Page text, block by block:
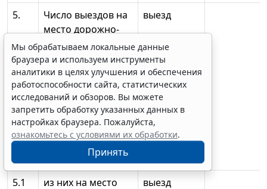
5.
Число выездов на
место дорожно-
транспортных
происшествий,
выполненных
бригадами скорой
медицинской
помощи в
субъекте
Российской
Федерации - всего
выезд
5.1 из них на место выезд
Мы обрабатываем локальные данные
браузера и используем инструменты
аналитики в целях улучшения и обеспечения
работоспособности сайта, статистических
исследований и обзоров. Вы можете
запретить обработку указанных данных в
настройках браузера. Пожалуйста,
ознакомьтесь с условиями их обработки.
Принять